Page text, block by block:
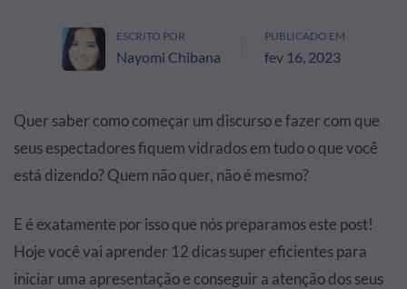
ESCRITO POR
Nayomi Chibana
PUBLICADO EM
fev 16, 2023
Quer saber como começar um discurso e fazer com que
seus espectadores fiquem vidrados em tudo o que você
está dizendo? Quem não quer, não é mesmo?
E é exatamente por isso que nós preparamos este post!
Hoje você vai aprender 12 dicas super eficientes para
iniciar uma apresentação e conseguir a atenção dos seus